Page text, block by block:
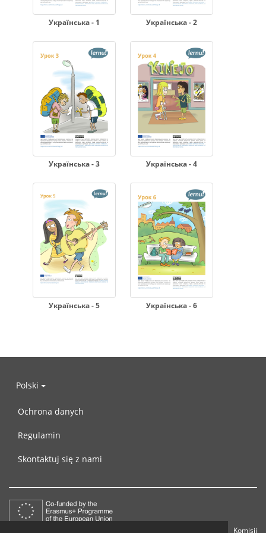
Українська - 1 Українська - 2
Українська - 3 Українська - 4
Українська - 5 Українська - 6
Polski
Ochrona danych
Regulamin
Skontaktuj się z nami
Ten projekt jest zrealizowany przy wsparciu finansowym Komisji